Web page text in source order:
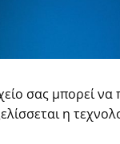
σας μπορεί
η